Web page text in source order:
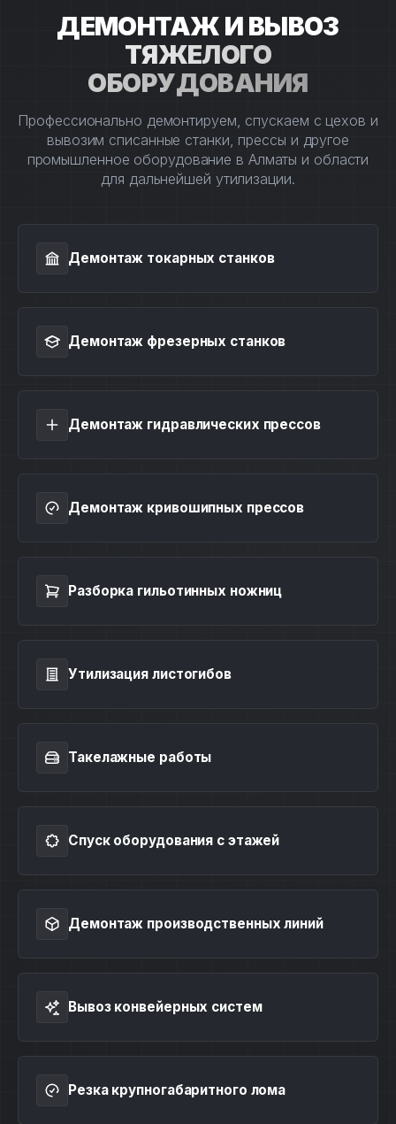
ДЕМОНТАЖ И ВЫВОЗ
ТЯЖЕЛОГО
ОБОРУДОВАНИЯ
Профессионально демонтируем, спускаем с цехов и
вывозим списанные станки, прессы и другое
промышленное оборудование в Алматы и области
для дальнейшей утилизации.
Демонтаж токарных станков
Демонтаж фрезерных станков
Демонтаж гидравлических прессов
Демонтаж кривошипных прессов
Разборка гильотинных ножниц
Утилизация листогибов
Такелажные работы
Спуск оборудования с этажей
Демонтаж производственных линий
Вывоз конвейерных систем
Резка крупногабаритного лома